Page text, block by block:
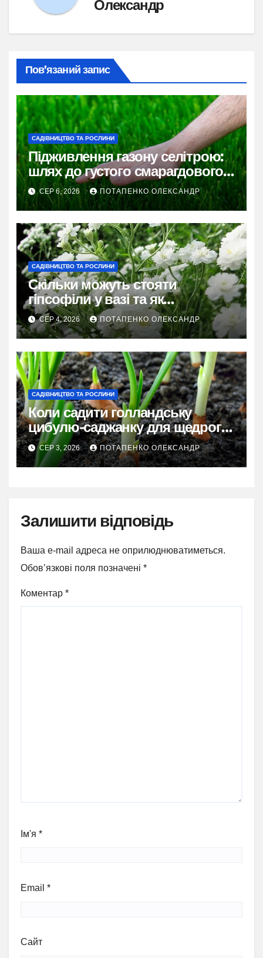
Олександр
Пов’язаний запис
САДІВНИЦТВО ТА РОСЛИНИ
Підживлення газону селітрою:
шлях до густого смарагдового
килима
СЕР 6, 2026 ПОТАПЕНКО ОЛЕКСАНДР
САДІВНИЦТВО ТА РОСЛИНИ
Скільки можуть стояти
гіпсофіли у вазі та як
продовжити їхню красу
СЕР 4, 2026 ПОТАПЕНКО ОЛЕКСАНДР
САДІВНИЦТВО ТА РОСЛИНИ
Коли садити голландську
цибулю-саджанку для щедрого
врожаю
СЕР 3, 2026 ПОТАПЕНКО ОЛЕКСАНДР
Залишити відповідь
Ваша e-mail адреса не оприлюднюватиметься.
Обов’язкові поля позначені *
Коментар *
Ім'я *
Email *
Сайт